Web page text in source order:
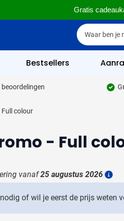
Gratis
Zoek
Zoek
Toon submenu voor
Toon submenu voor
Toon submenu voor
Toon submenu voor
Toon submenu voor
Bestsellers
is 86
Full colour
- Full
vanaf25 augustus 2026
of wil je eerst de prijs weten